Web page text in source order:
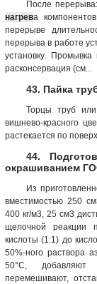
После
нагрева
перерыве
перерыва в работе
установку.
расконсервация (см...
43. Пайка
Торцы труб
вишнево-красного
растекается по
44.
окрашиванием
Из
вместимостью 250
400 кг/м3, 25 см3
щелочной реакции
кислоты (1:1) до
50%-ного раствора
50°С, добавляют
перемешивают,